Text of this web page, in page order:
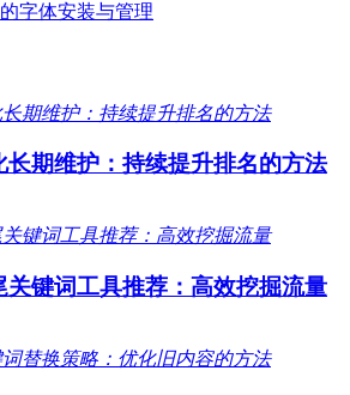
字体安装与管理
长期维护：持续提升排名的方法
关键词工具推荐：高效挖掘流量